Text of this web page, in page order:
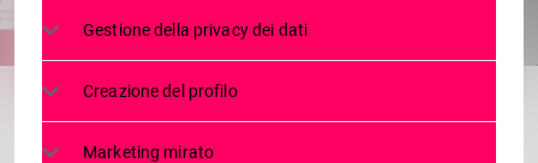
share
email
Gestione della privacy dei dati
Creazione del profilo
Marketing mirato